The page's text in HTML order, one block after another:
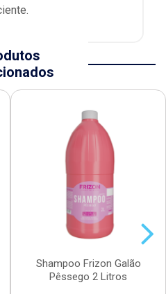
Shampoo Frizon Galão
Pêssego 2 Litros